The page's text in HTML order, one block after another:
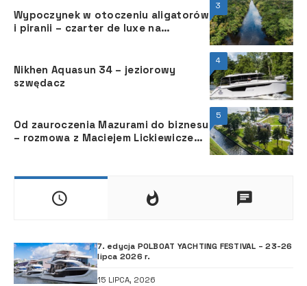
3
Wypoczynek w otoczeniu aligatorów
i piranii – czarter de luxe na
4
Nikhen Aquasun 34 – jeziorowy
szwędacz
5
Od zauroczenia Mazurami do biznesu
– rozmowa z Maciejem Lickiewiczem
7. edycja POLBOAT YACHTING FESTIVAL – 23-26
lipca 2026 r.
15 LIPCA, 2026